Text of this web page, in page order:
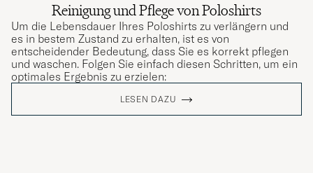
Reinigung und Pflege von Poloshirts
Um die Lebensdauer Ihres Poloshirts zu verlängern und
es in bestem Zustand zu erhalten, ist es von
entscheidender Bedeutung, dass Sie es korrekt pflegen
und waschen. Folgen Sie einfach diesen Schritten, um ein
optimales Ergebnis zu erzielen:
LESEN DAZU